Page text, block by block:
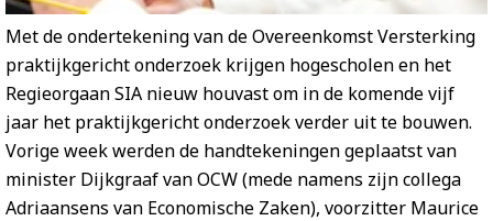
Met de ondertekening van de Overeenkomst Versterking
praktijkgericht onderzoek krijgen hogescholen en het
Regieorgaan SIA nieuw houvast om in de komende vijf
jaar het praktijkgericht onderzoek verder uit te bouwen.
Vorige week werden de handtekeningen geplaatst van
minister Dijkgraaf van OCW (mede namens zijn collega
Adriaansens van Economische Zaken), voorzitter Maurice